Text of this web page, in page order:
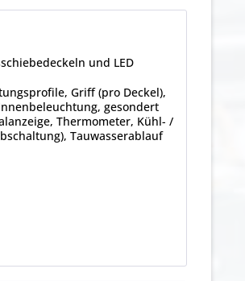
und LED
Griff (pro Deckel),
gesondert
Thermometer, Kühl- /
Tauwasserablauf